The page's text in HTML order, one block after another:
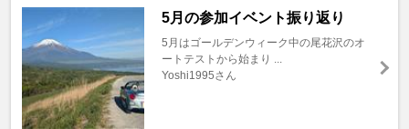
5月の参加イベント振り返り
5月はゴールデンウィーク中の尾花沢のオ
ートテストから始まり ...
Yoshi1995さん